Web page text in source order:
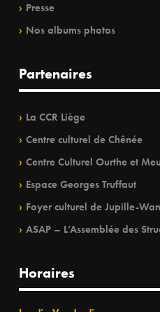
Presse
Nos albums photos
Partenaires
La CCR Liège
Centre culturel de Chênée
Centre Culturel Ourthe et
Espace Georges Truffaut
Foyer culturel de Jupille-
ASAP – L’Assemblée des
Horaires